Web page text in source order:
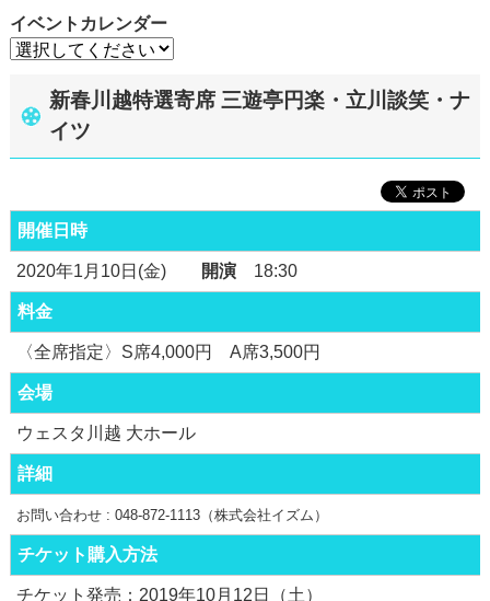
イベントカレンダー
新春川越特選寄席 三遊亭円楽・立川談笑・ナ
イツ
開催日時
2020年1月10日(金) 開演18:30
料金
〈全席指定〉S席4,000円 A席3,500円
会場
ウェスタ川越 大ホール
詳細
お問い合わせ : 048-872-1113（株式会社イズム）
チケット購入方法
チケット発売：2019年10月12日（土）